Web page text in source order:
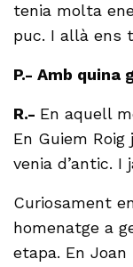
tenia molta
puc. I allà ens
P.- Amb quina
R.- En aquell
En Guiem
venia d’antic. I
Curiosament
homenatge a
etapa. En